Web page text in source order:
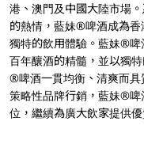
港、澳門及中國大陸市場
的熱情，藍妹®啤酒成為
獨特的飲用體驗。藍妹®
百年釀酒的精髓，並以獨
®啤酒一貫均衡、清爽而具
策略性品牌行銷，藍妹®
位，繼續為廣大飲家提供優